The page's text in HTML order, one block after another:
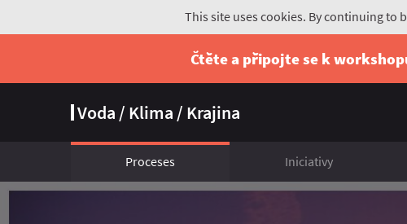
This site uses cookies. By continuing to
Čtěte a připojte se k
Voda / Klima / Krajina
Proceses Iniciativy